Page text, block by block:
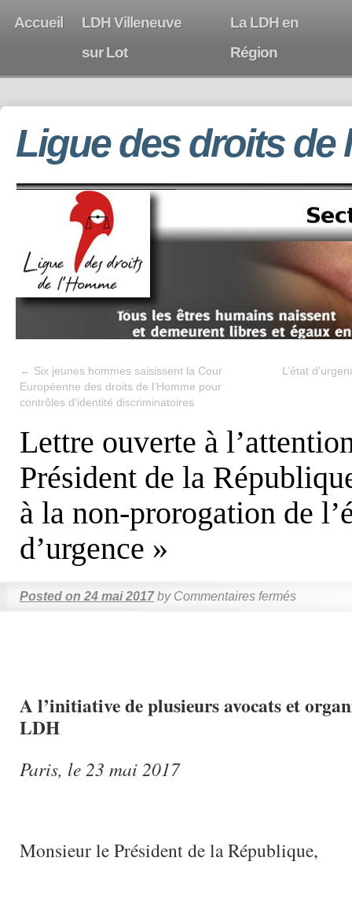
Accueil
LDH Villeneuve
sur Lot
La LDH en
Région
Ligue des droits de
← Six jeunes hommes saisissent la Cour
Européenne des droits de l’Homme pour
contrôles d’identité discriminatoires
L’état
Lettre ouverte à
Président de la
à la non-prorogation de
d’urgence »
Posted on 24 mai 2017 by Commentaires fermés
A l’initiative de plusieurs avocats et
LDH
Paris, le 23 mai 2017
Monsieur le Président de la République,